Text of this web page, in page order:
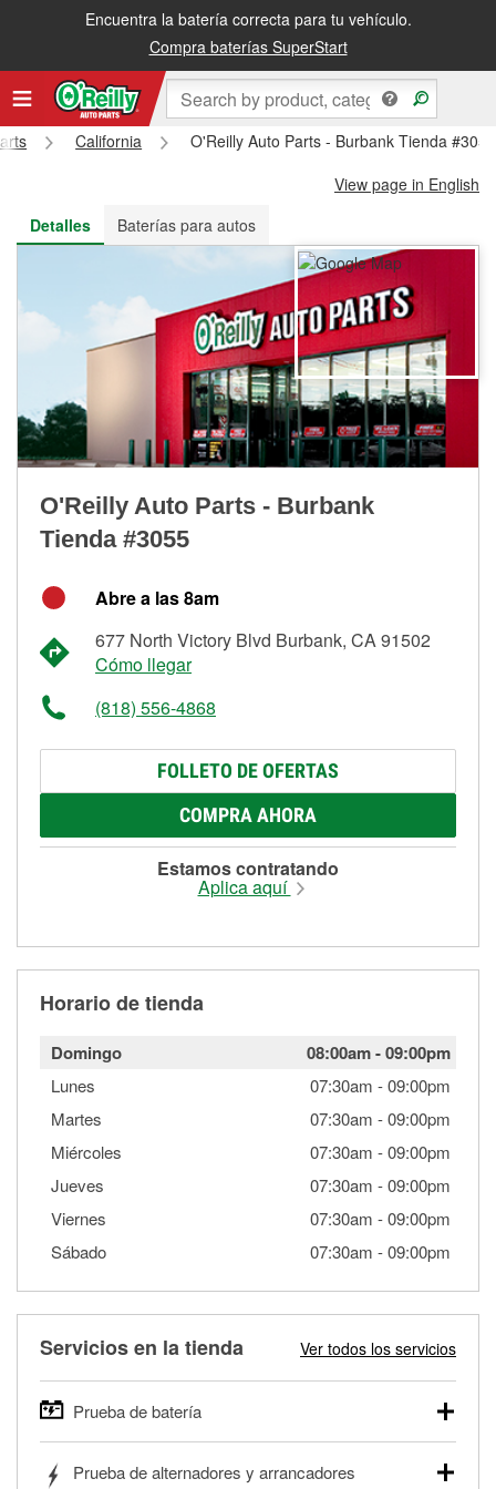
Encuentra la batería correcta para tu vehículo.
Compra baterías SuperStart
Recibe tu orden gratis al día siguiente o recógela en la tienda
California
O'Reilly Auto Parts - Burbank Tienda #3055
View page in English
Detalles
Baterías para autos
O'Reilly Auto Parts - Burbank
Tienda #3055
Abre a las 8am
677 North Victory Blvd Burbank, CA 91502
Cómo llegar
(818) 556-4868
FOLLETO DE OFERTAS
COMPRA AHORA
Estamos contratando
Aplica aquí
Horario de tienda
Domingo 08:00am-09:00pm
Lunes 07:30am -09:00pm
Martes
07:30am -09:00pm
Miércoles
07:30am -09:00pm
Jueves
07:30am -09:00pm
Viernes
07:30am -09:00pm
Sábado
07:30am -09:00pm
Servicios en la tienda Ver todos los servicios
Prueba de batería
autos, camionetas, SUVs, vehículos comerciales y
Prueba de alternadores y arrancadores